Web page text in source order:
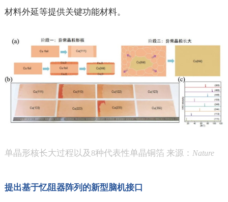
材料外延等提供关键功能材料。
单晶形核长大过程以及 8种代表性单晶铜箔 来源： Nature
提出基于忆阻器阵列的新型脑机接口